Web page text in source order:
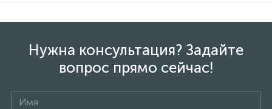
Нужна консультация? Задайте
вопрос прямо сейчас!